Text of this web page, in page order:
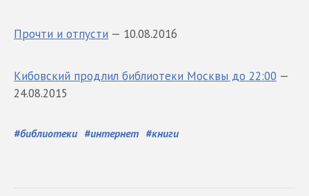
Прочти и отпусти — 10.08.2016
Кибовский продлил библиотеки Москвы до 22:00 —
24.08.2015
#библиотеки #интернет #книги